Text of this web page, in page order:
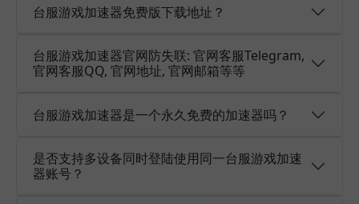
台服游戏加速器免费版下载地址？
台服游戏加速器官网防失联: 官网客服Telegram,
官网客服QQ, 官网地址, 官网邮箱等等
台服游戏加速器是一个永久免费的加速器吗？
是否支持多设备同时登陆使用同一台服游戏加速
器账号？